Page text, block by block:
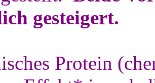
gesteigert.
Protein